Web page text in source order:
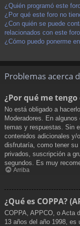
¿Quién programó este
¿Por qué este foro no
¿Con quién se puede
relacionados con este
¿Cómo puedo ponerme
Problemas acerca
¿Por qué me
No está obligado a
Moderadores. En
temas y respuestas. Sin
contenidos adicionales y/
disfrutaría, como tener su
privados, suscripción a
segundos. Es muy
Arriba
¿Qué es COPPA?
COPPA, APPCO, o Acta
13 años del año 1998,